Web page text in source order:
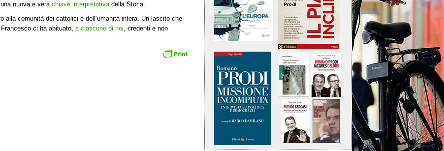
nuova e vera chiave interpretativadella Storia.
alla comunità dei cattolici e dell’umanità intera. Un lascito che
ci ha abituato, a ciascuno di noi, credenti e non